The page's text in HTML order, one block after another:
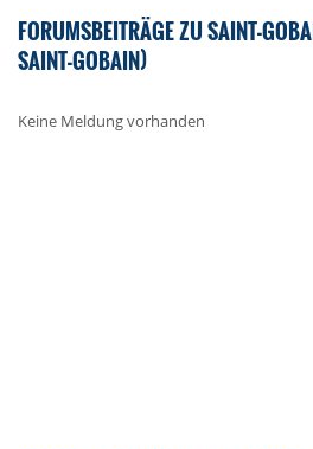
FORUMSBEITRÄGE ZU SAINT-
SAINT-GOBAIN)
Keine Meldung vorhanden